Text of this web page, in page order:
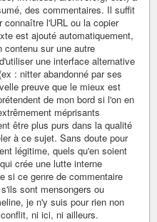
des commentaires. Il suffit
l'URL ou la copier
est ajouté automatiquement,
contenu sur une autre
une interface alternative
: nitter abandonné par ses
preuve que le mieux est
de mon bord si l'on en
méprisants
être plus purs dans la qualité
à ce sujet. Sans doute pour
légitime, quels qu'en soient
crée une lutte interne
si ce genre de commentaire
sont mensongers ou
je n'y suis pour rien non
ni ici, ni ailleurs.